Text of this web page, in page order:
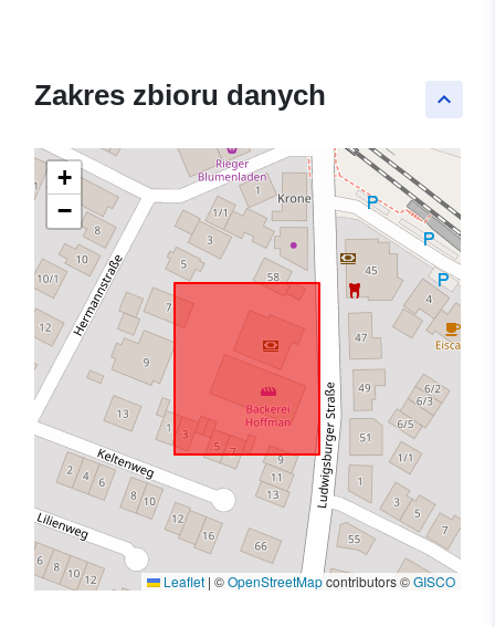
keyboard_arrow_up
Zakres zbioru danych
+
−
Leaflet | ©OpenStreetMapcontributors ©GISCO